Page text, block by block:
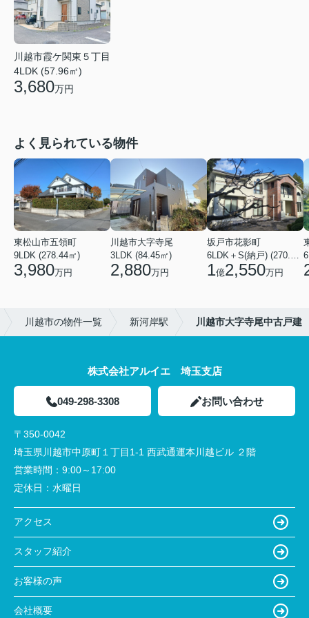
川越市霞ケ関東５丁目
4LDK (57.96㎡)
3,680万円
よく見られている物件
東松山市五領町
9LDK (278.44㎡)
3,980万円
川越市大字寺尾
3LDK (84.45㎡)
2,880万円
坂戸市花影町
1億2,550万円
川越市の物件一覧 新河岸駅 川越市大字寺尾中古戸建
株式会社アルイエ 埼玉支店
049-298-3308 お問い合わせ
〒350-0042
埼玉県川越市中原町１丁目1-1 西武通運本川越ビル ２階
営業時間： 9:00～17:00
定休日： 水曜日
アクセス
スタッフ紹介
お客様の声
会社概要